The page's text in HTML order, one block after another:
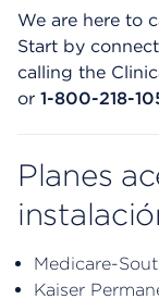
We are here to
Start by
calling the
or 1-800-218-
Planes
Medicare-
Kaiser